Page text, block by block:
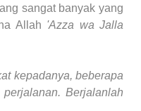
sangat banyak yang
Allah 'Azza wa Jalla
kepadanya, beberapa
Berjalanlah